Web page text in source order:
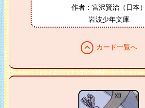
作者：宮沢賢治（日本）
岩波少年文庫
expand_less カード一覧へ